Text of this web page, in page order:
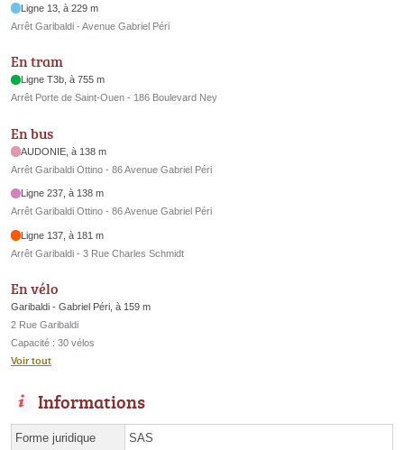
Ligne 13, à 229 m
Arrêt Garibaldi - Avenue Gabriel Péri
En tram
Ligne T3b, à 755 m
Arrêt Porte de Saint-Ouen - 186 Boulevard Ney
En bus
AUDONIE, à 138 m
Arrêt Garibaldi Ottino - 86 Avenue Gabriel Péri
Ligne 237, à 138 m
Arrêt Garibaldi Ottino - 86 Avenue Gabriel Péri
Ligne 137, à 181 m
Arrêt Garibaldi - 3 Rue Charles Schmidt
En vélo
Garibaldi - Gabriel Péri, à 159 m
2 Rue Garibaldi
Capacité : 30 vélos
Voir tout
Informations
Forme juridique SAS